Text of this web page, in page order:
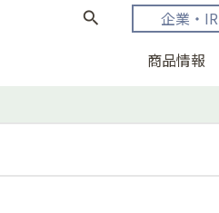
商品情報
search 企業・IR